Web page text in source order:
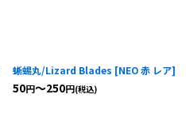
蜥蜴丸/Lizard Blades [NEO 赤 レア]
50円～250円(税込)